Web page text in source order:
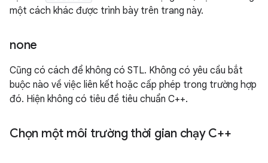
một cách khác được trình bày trên trang này.
none
Cũng có cách để không có STL. Không có yêu cầu bắt
buộc nào về việc liên kết hoặc cấp phép trong trường hợp
đó. Hiện không có tiêu đề tiêu chuẩn C++.
Chọn một môi trường thời gian chạy C++